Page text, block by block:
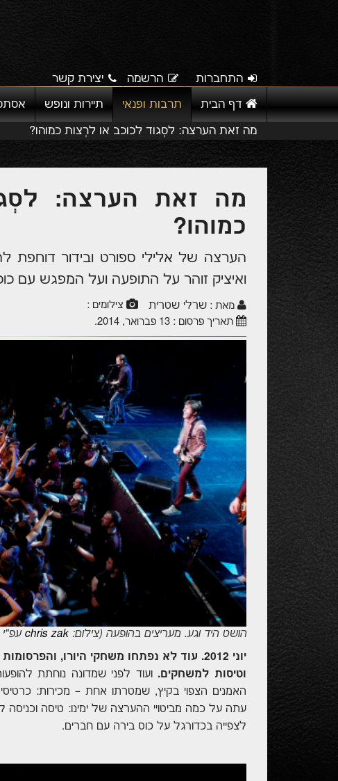
התחברות הרשמה יצירת קשר
דף הבית תרבות ופנאי תיירות ונופש
מה זאת הערצה: לסְגוד לכוכב או לרְצות כמוהו?
מה זאת הערצה:
כמוהו?
הערצה של אלילי ספורט ובידור דוחפת
ואיציק זוהר על התופעה ועל המפגש עם
מאת : שרלי שטרית
צילומים :
תאריך פרסום : 13 פברואר, 2014 .
הושט היד וגע. מעריצים בהופעה (צילום:chris zak
יוני 2012. עוד לא נפתחו משחקי היורו,
וטיסות למשחקים. ועוד לפני שמדונה נוחתת
האמנים הצפוי בקיץ, שמטרתו אחת – מכירות:
עתה על כמה מביטויי ההערצה של ימינו: טיסה וכניסה
לצפייה בכדורגל על כוס בירה עם חברים.